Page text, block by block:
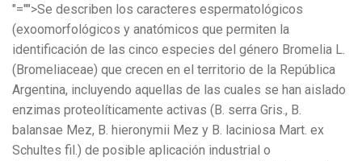
"="">Se describen los caracteres espermatológicos
(exoomorfológicos y anatómicos que permiten la
identificación de las cinco especies del género Bromelia L.
(Bromeliaceae) que crecen en el territorio de la República
Argentina, incluyendo aquellas de las cuales se han aislado
enzimas proteolíticamente activas (B. serra Gris., B.
balansae Mez, B. hieronymii Mez y B. laciniosa Mart. ex
Schultes fil.) de posible aplicación industrial o